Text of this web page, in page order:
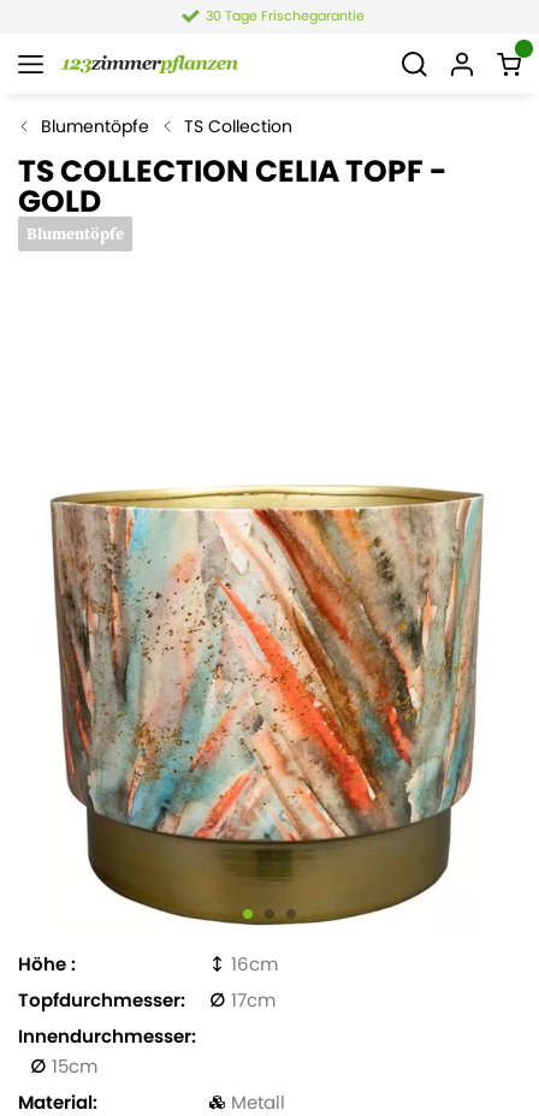
30 Tage Frischegarantie
Blumentöpfe TS Collection
TS COLLECTION CELIA TOPF -
GOLD
Blumentöpfe
Höhe
16
Topfdurchmesser
17
Innendurchmesser
15
Material
Metall